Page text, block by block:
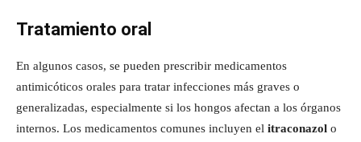
Tratamiento oral
En algunos casos, se pueden prescribir medicamentos
antimicóticos orales para tratar infecciones más graves o
generalizadas, especialmente si los hongos afectan a los órganos
internos. Los medicamentos comunes incluyen el itraconazol o